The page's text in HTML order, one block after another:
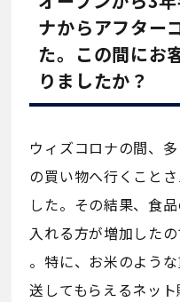
ナからアフター
た。この間にお
りましたか？
ウィズコロナの間、
の買い物へ行くこと
した。その結果、食
入れる方が増加した
。特に、お米のよう
送してもらえるネッ